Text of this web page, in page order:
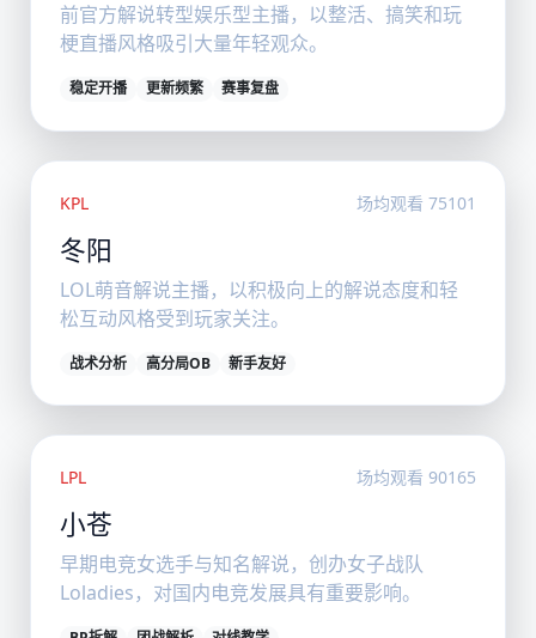
前官方解说转型娱乐型主播，以整活、搞笑和玩
梗直播风格吸引大量年轻观众。
稳定开播 更新频繁 赛事复盘
KPL 场均观看 75101
冬阳
LOL萌音解说主播，以积极向上的解说态度和轻
松互动风格受到玩家关注。
战术分析 高分局OB 新手友好
LPL 场均观看 90165
小苍
早期电竞女选手与知名解说，创办女子战队
Loladies，对国内电竞发展具有重要影响。